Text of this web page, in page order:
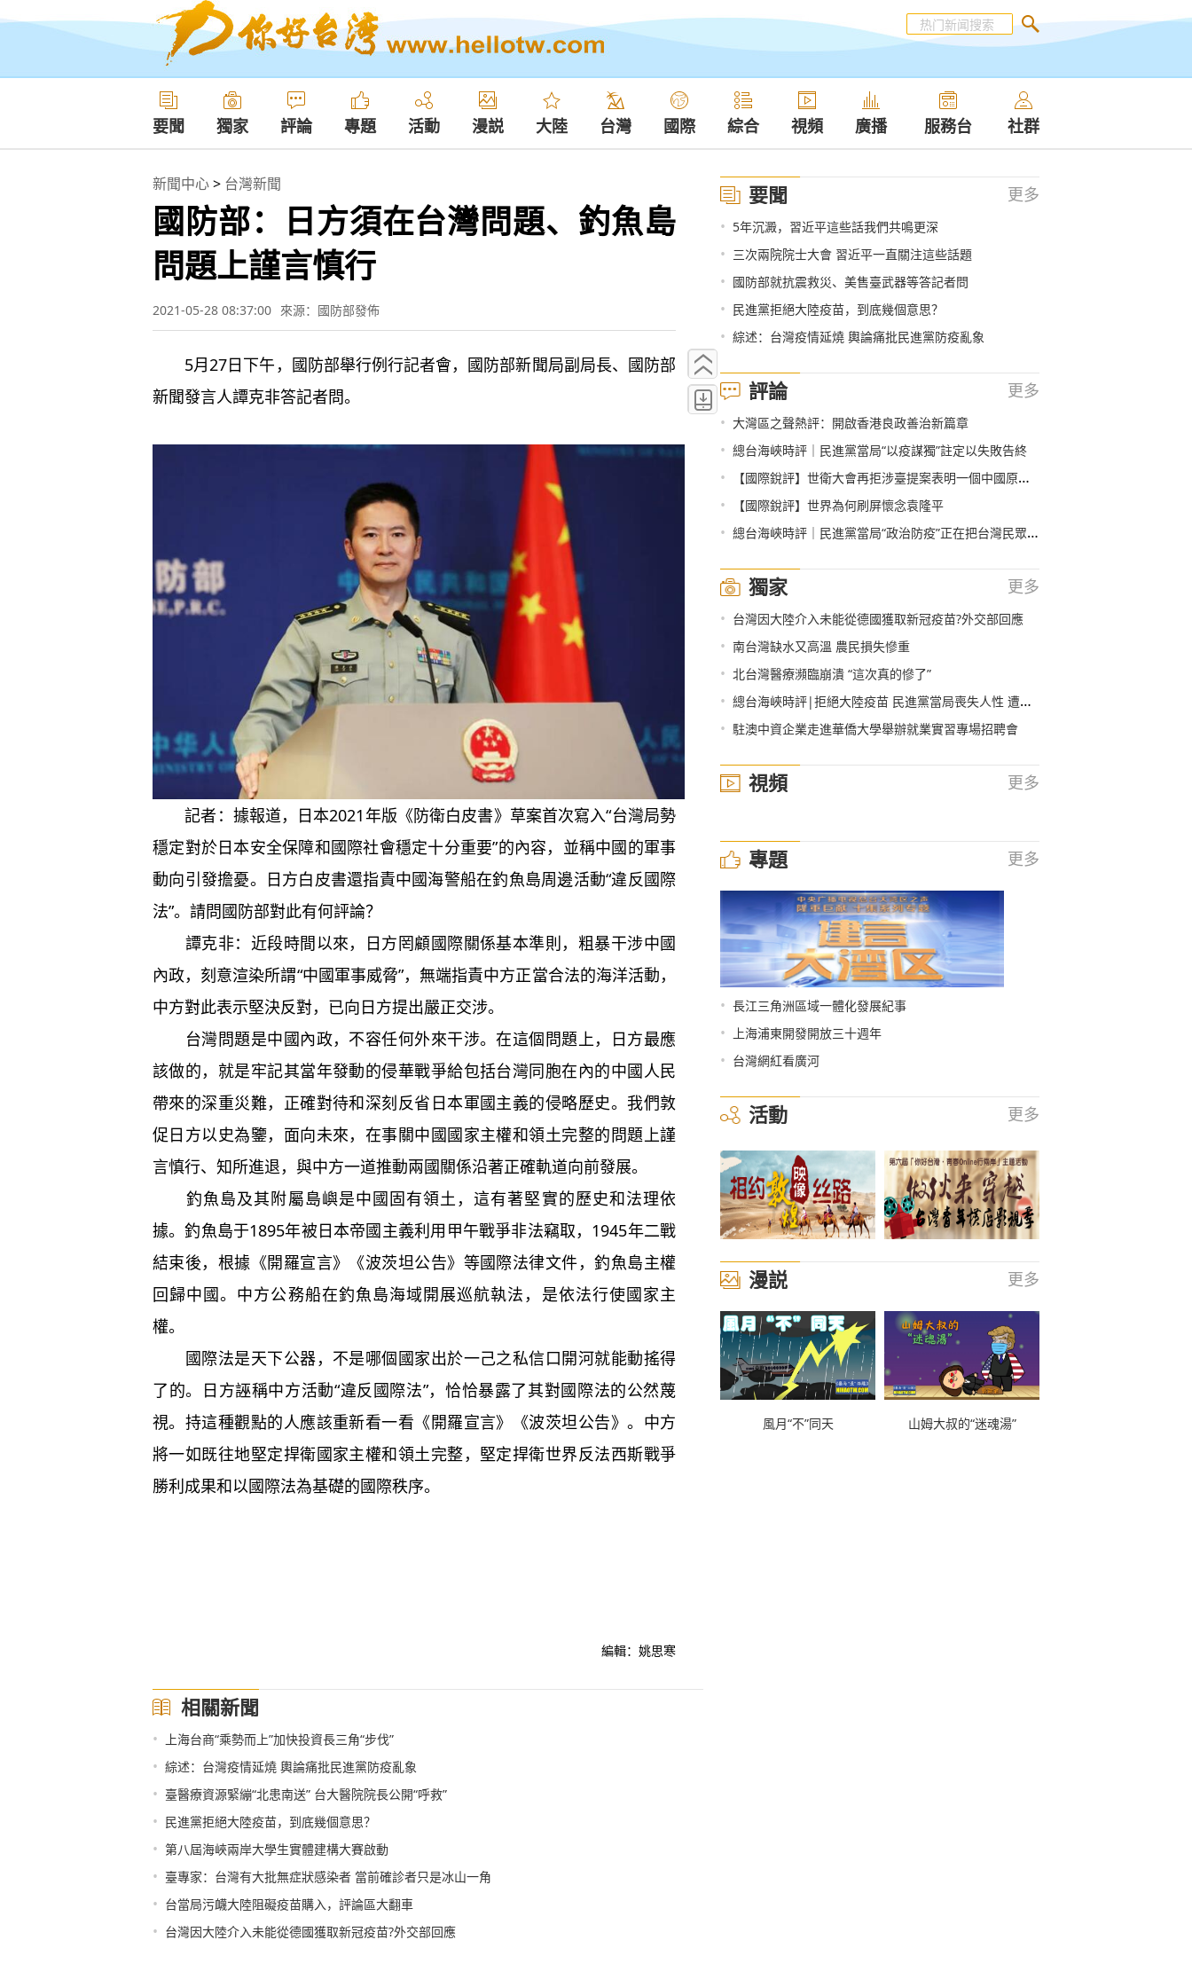
要聞 獨家 評論 專題 活動 漫説 大陸 台灣 國際 綜合 視頻 廣播 服務台 社群
新聞中心> 台灣新聞
國防部：日方須在台灣問題、釣魚島
問題上謹言慎行
2021-05-28 08:37:00 來源：國防部發佈
5月27日下午，國防部舉行例行記者會，國防部新聞局副局長、國防部
新聞發言人譚克非答記者問。
記者：據報道，日本2021年版《防衛白皮書》草案首次寫入“台灣局勢
穩定對於日本安全保障和國際社會穩定十分重要”的內容，並稱中國的軍事
動向引發擔憂。日方白皮書還指責中國海警船在釣魚島周邊活動“違反國際
法”。請問國防部對此有何評論？
譚克非：近段時間以來，日方罔顧國際關係基本準則，粗暴干涉中國
內政，刻意渲染所謂“中國軍事威脅”，無端指責中方正當合法的海洋活動，
中方對此表示堅決反對，已向日方提出嚴正交涉。
台灣問題是中國內政，不容任何外來干涉。在這個問題上，日方最應
該做的，就是牢記其當年發動的侵華戰爭給包括台灣同胞在內的中國人民
帶來的深重災難，正確對待和深刻反省日本軍國主義的侵略歷史。我們敦
促日方以史為鑒，面向未來，在事關中國國家主權和領土完整的問題上謹
言慎行、知所進退，與中方一道推動兩國關係沿著正確軌道向前發展。
釣魚島及其附屬島嶼是中國固有領土，這有著堅實的歷史和法理依
據。釣魚島于1895年被日本帝國主義利用甲午戰爭非法竊取，1945年二戰
結束後，根據《開羅宣言》《波茨坦公告》等國際法律文件，釣魚島主權
回歸中國。中方公務船在釣魚島海域開展巡航執法，是依法行使國家主
權。
國際法是天下公器，不是哪個國家出於一己之私信口開河就能動搖得
了的。日方誣稱中方活動“違反國際法”，恰恰暴露了其對國際法的公然蔑
視。持這種觀點的人應該重新看一看《開羅宣言》《波茨坦公告》。中方
將一如既往地堅定捍衛國家主權和領土完整，堅定捍衛世界反法西斯戰爭
勝利成果和以國際法為基礎的國際秩序。
編輯：姚思寒
相關新聞
• 上海台商“乘勢而上”加快投資長三角“步伐”
• 綜述：台灣疫情延燒 輿論痛批民進黨防疫亂象
• 臺醫療資源緊繃“北患南送” 台大醫院院長公開“呼救”
• 民進黨拒絕大陸疫苗，到底幾個意思？
• 第八屆海峽兩岸大學生實體建構大賽啟動
• 臺專家：台灣有大批無症狀感染者 當前確診者只是冰山一角
• 台當局污衊大陸阻礙疫苗購入，評論區大翻車
• 台灣因大陸介入未能從德國獲取新冠疫苗?外交部回應
要聞 更多
• 5年沉澱，習近平這些話我們共鳴更深
• 三次兩院院士大會 習近平一直關注這些話題
• 國防部就抗震救災、美售臺武器等答記者問
• 民進黨拒絕大陸疫苗，到底幾個意思？
• 綜述：台灣疫情延燒 輿論痛批民進黨防疫亂象
評論 更多
• 大灣區之聲熱評：開啟香港良政善治新篇章
• 總台海峽時評｜民進黨當局“以疫謀獨”註定以失敗告終
• 【國際銳評】世衛大會再拒涉臺提案表明一個中國原則不容挑戰
• 【國際銳評】世界為何刷屏懷念袁隆平
• 總台海峽時評｜民進黨當局“政治防疫”正在把台灣民眾推向危險境地
獨家 更多
• 台灣因大陸介入未能從德國獲取新冠疫苗?外交部回應
• 南台灣缺水又高溫 農民損失慘重
• 北台灣醫療瀕臨崩潰 “這次真的慘了”
• 總台海峽時評|拒絕大陸疫苗 民進黨當局喪失人性 遭人唾棄
• 駐澳中資企業走進華僑大學舉辦就業實習專場招聘會
視頻 更多
專題 更多
• 長江三角洲區域一體化發展紀事
• 上海浦東開發開放三十週年
• 台灣網紅看廣河
活動 更多
漫説 更多
風月“不”同天 山姆大叔的“迷魂湯”